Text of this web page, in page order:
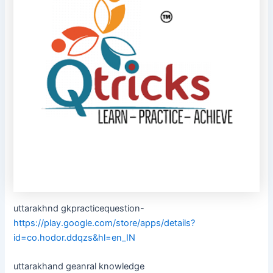
uttarakhnd gkpracticequestion-
https://play.google.com/store/apps/details?
id=co.hodor.ddqzs&hl=en_IN
uttarakhand geanral knowledge